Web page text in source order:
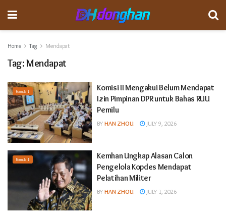
Home Tag Mendapat
Tag:Mendapat
Formula 1
Komisi II Mengakui Belum Mendapat
Izin Pimpinan DPR untuk Bahas RUU
Pemilu
BY HAN ZHOU JULY 9, 2026
Formula 1
Kemhan Ungkap Alasan Calon
Pengelola Kopdes Mendapat
Pelatihan Militer
BY HAN ZHOU JULY 1, 2026